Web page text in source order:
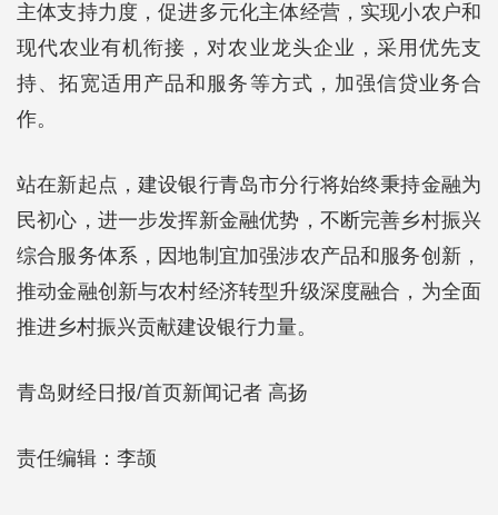
主体支持力度，促进多元化主体经营，实现小农户和
现代农业有机衔接，对农业龙头企业，采用优先支
持、拓宽适用产品和服务等方式，加强信贷业务合
作。
站在新起点，建设银行青岛市分行将始终秉持金融为
民初心，进一步发挥新金融优势，不断完善乡村振兴
综合服务体系，因地制宜加强涉农产品和服务创新，
推动金融创新与农村经济转型升级深度融合，为全面
推进乡村振兴贡献建设银行力量。
青岛财经日报/首页新闻记者 高扬
责任编辑：李颉